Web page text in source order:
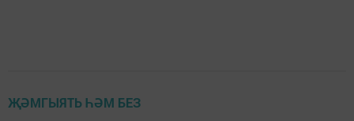
ҖӘМГЫЯТЬ ҺӘМ БЕЗ